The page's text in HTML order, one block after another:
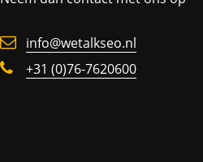
info@wetalkseo.nl
+31 (0)76-7620600